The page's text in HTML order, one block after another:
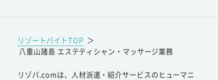
リゾートバイトTOP ＞
八重山諸島 エステティシャン・マッサージ業務
リゾバ.comは、人材派遣・紹介サービスのヒューマニ